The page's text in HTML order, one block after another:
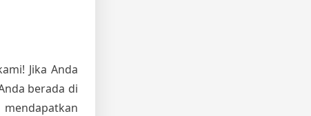
Jika Anda
berada di